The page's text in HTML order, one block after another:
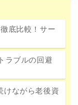
底比較！サー
ラブルの回避
けながら老後資